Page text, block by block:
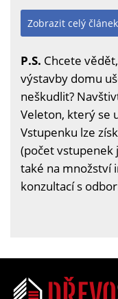
Zobrazit celý
P.S. Chcete
výstavby domu
neškudlit?
Veleton, který se
Vstupenku lze
(počet vstupenek
také na množství
konzultací s